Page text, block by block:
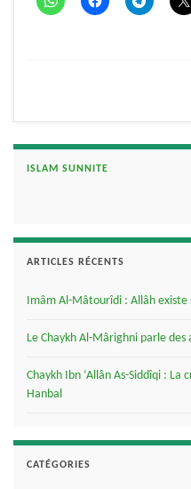
ISLAM SUNNITE
ARTICLES RÉCENTS
Imâm Al-Mâtourîdi : Allâh existe
Le Chaykh Al-Mârighni parle
Chaykh Ibn ‘Allân As-Siddîqi :
Hanbal
CATÉGORIES